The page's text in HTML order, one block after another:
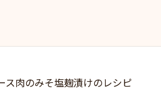
ス肉のみそ塩麹漬けのレシピ